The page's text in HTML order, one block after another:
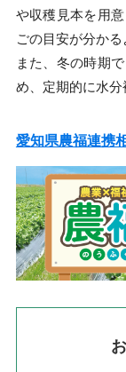
や収穫見本を用
ごの目安が分かる
また、冬の時期
め、定期的に水分
愛知県農福連携